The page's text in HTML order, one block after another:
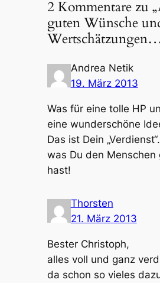
2 Kommentare zu
guten Wünsche
Andrea Netik
19. März 2013
Was für eine tolle HP
eine wunderschöne
Das ist Dein
was Du den Menschen
hast!
Thorsten
21. März 2013
Bester Christoph,
alles voll und ganz
da schon so vieles